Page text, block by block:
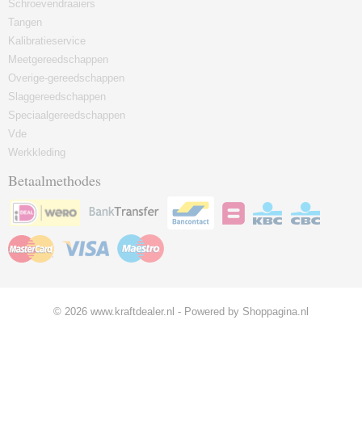
Schroevendraaiers
Tangen
Kalibratieservice
Meetgereedschappen
Overige-gereedschappen
Slaggereedschappen
Speciaalgereedschappen
Vde
Werkkleding
Betaalmethodes
© 2026 www.kraftdealer.nl - Powered by Shoppagina.nl